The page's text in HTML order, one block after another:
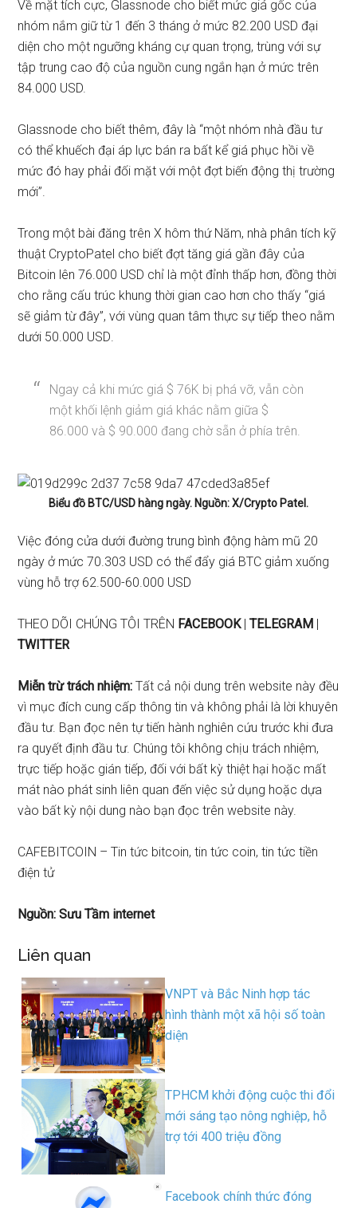
Về mặt tích cực, Glassnode cho biết mức giá gốc của
nhóm nắm giữ từ 1 đến 3 tháng ở mức 82.200 USD đại
diện cho một ngưỡng kháng cự quan trọng, trùng với sự
tập trung cao độ của nguồn cung ngắn hạn ở mức trên
84.000 USD.
Glassnode cho biết thêm, đây là “một nhóm nhà đầu tư
có thể khuếch đại áp lực bán ra bất kể giá phục hồi về
mức đó hay phải đối mặt với một đợt biến động thị trường
mới”.
Trong một bài đăng trên X hôm thứ Năm, nhà phân tích kỹ
thuật CryptoPatel cho biết đợt tăng giá gần đây của
Bitcoin lên 76.000 USD chỉ là một đỉnh thấp hơn, đồng thời
cho rằng cấu trúc khung thời gian cao hơn cho thấy “giá
sẽ giảm từ đây”, vớivùng quan tâm thực sự tiếp theo nằm
dưới 50.000 USD.
Ngay cả khi mức giá $ 76K bị phá vỡ, vẫn còn
một khối lệnh giảm giá khác nằm giữa $
86.000 và $ 90.000 đang chờ sẵn ở phía trên.
Biểu đồ BTC/USD hàng ngày. Nguồn: X/Crypto Patel.
Việc đóng cửa dưới đường trung bình động hàm mũ 20
ngày ở mức 70.303 USD có thể đẩy giá BTC giảm xuống
vùng hỗ trợ 62.500-60.000 USD
THEO DÕI CHÚNG TÔI TRÊN FACEBOOK|TELEGRAM |
TWITTER
Miễn trừ trách nhiệm: Tất cả nội dung trên website này đều
vì mục đích cung cấp thông tin và không phải là lời khuyên
đầu tư. Bạn đọc nên tự tiến hành nghiên cứu trước khi đưa
ra quyết định đầu tư. Chúng tôi không chịu trách nhiệm,
trực tiếp hoặc gián tiếp, đối với bất kỳ thiệt hại hoặc mất
mát nào phát sinh liên quan đến việc sử dụng hoặc dựa
vào bất kỳ nội dung nào bạn đọc trên website này.
CAFEBITCOIN – Tin tức bitcoin, tin tức coin, tin tức tiền
điện tử
Nguồn: Sưu Tầm internet
Liên quan
VNPT và Bắc Ninh hợp tác
hình thành một xã hội số toàn
diện
TPHCM khởi động cuộc thi đổi
mới sáng tạo nông nghiệp, hỗ
trợ tới 400 triệu đồng
Facebook chính thức đóng